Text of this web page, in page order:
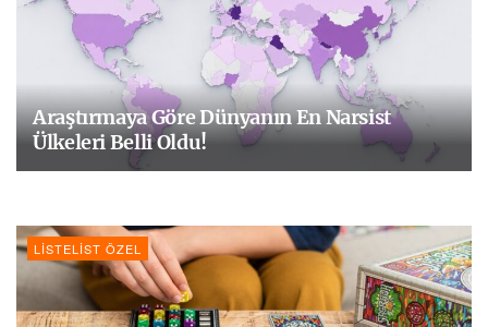
Araştırmaya Göre Dünyanın En Narsist
Ülkeleri Belli Oldu!
LISTELIST ÖZEL